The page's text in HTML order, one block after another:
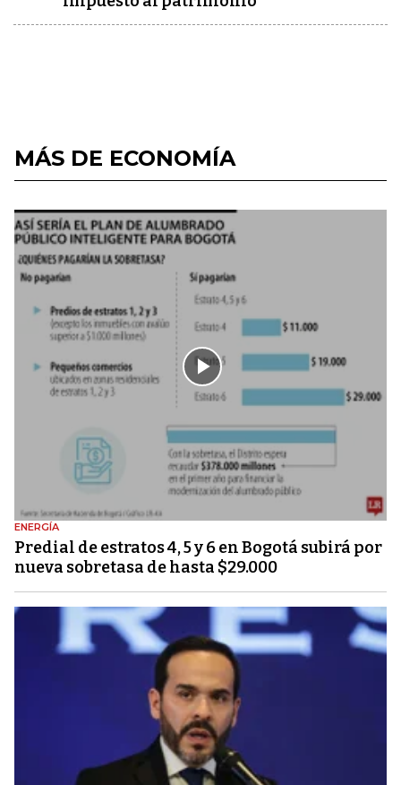
MÁS DE ECONOMÍA
ENERGÍA
Predial de estratos 4, 5 y 6 en Bogotá subirá por
nueva sobretasa de hasta $29.000